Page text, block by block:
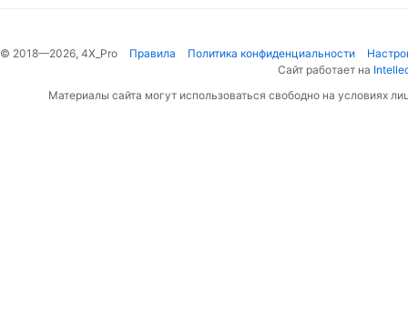
© 2018—2026, 4X_Pro Правила Политика конфиденциальности
Сайт работает на
Материалы сайта могут использоваться свободно на условиях